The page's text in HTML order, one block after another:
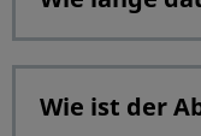
Wie ist der